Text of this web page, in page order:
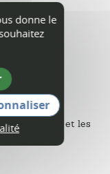
vendredi et les
donne le